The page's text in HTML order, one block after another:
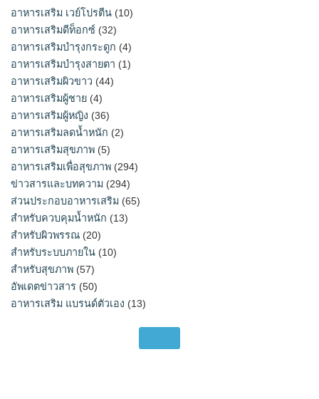
อาหารเสริม เวย์โปรตีน (10)
อาหารเสริมดีท็อกซ์ (32)
อาหารเสริมบำรุงกระดูก (4)
อาหารเสริมบำรุงสายตา (1)
อาหารเสริมผิวขาว (44)
อาหารเสริมผู้ชาย (4)
อาหารเสริมผู้หญิง (36)
อาหารเสริมลดน้ำหนัก (2)
อาหารเสริมสุขภาพ (5)
อาหารเสริมเพื่อสุขภาพ (294)
ข่าวสารและบทความ (294)
ส่วนประกอบอาหารเสริม (65)
สำหรับควบคุมน้ำหนัก (13)
สำหรับผิวพรรณ (20)
สำหรับระบบภายใน (10)
สำหรับสุขภาพ (57)
อัพเดตข่าวสาร (50)
อาหารเสริม แบรนด์ตัวเอง (13)